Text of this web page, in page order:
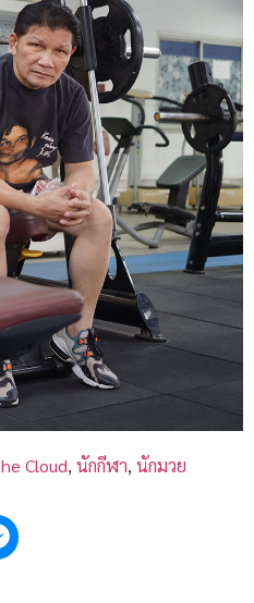
Cloud, นักกีฬา, นักมวย